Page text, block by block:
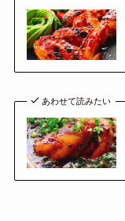
あわせて読みたい